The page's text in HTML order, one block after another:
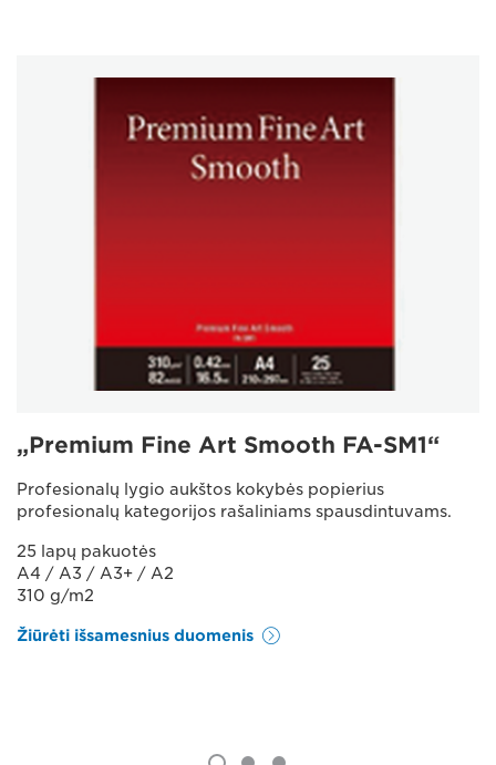
„Premium Fine Art Smooth FA-SM1“
Profesionalų lygio aukštos kokybės popierius
profesionalų kategorijos rašaliniams spausdintuvams.
25 lapų pakuotės
A4 / A3 / A3+ / A2
310 g/m2
Žiūrėti išsamesnius duomenis